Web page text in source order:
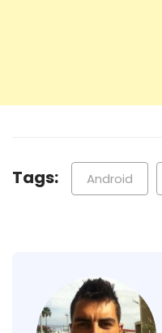
Tags: Android